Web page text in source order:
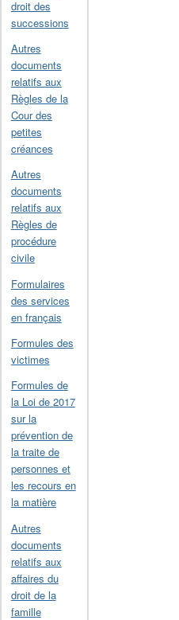
droit des
successions
Autres
documents
relatifs aux
Règles de la
Cour des
petites
créances
Autres
documents
relatifs aux
Règles de
procédure
civile
Formulaires
des services
en français
Formules des
victimes
Formules de
la Loi de 2017
sur la
prévention de
la traite de
personnes et
les recours en
la matière
Autres
documents
relatifs aux
affaires du
droit de la
famille